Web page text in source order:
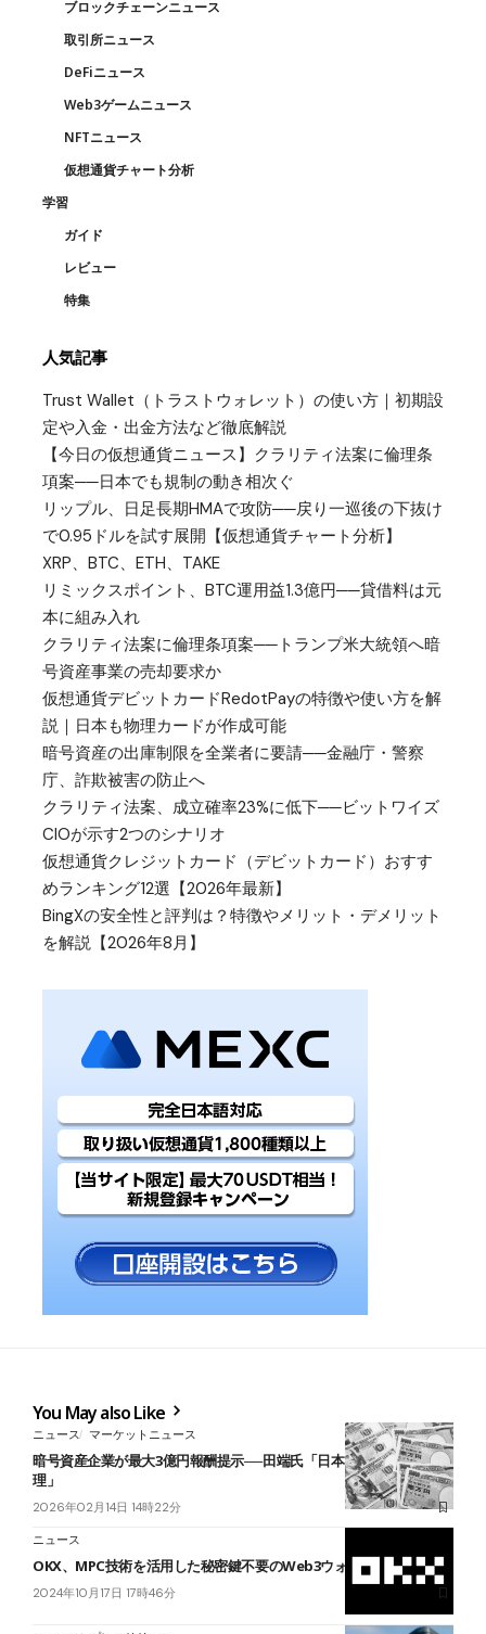
ブロックチェーンニュース
取引所ニュース
DeFiニュース
Web3ゲームニュース
NFTニュース
仮想通貨チャート分析
学習
ガイド
レビュー
特集
人気記事
Trust Wallet（トラストウォレット）の使い方｜初期設
定や入金・出金方法など徹底解説
【今日の仮想通貨ニュース】クラリティ法案に倫理条
項案──日本でも規制の動き相次ぐ
リップル、日足長期HMAで攻防──戻り一巡後の下抜け
で0.95ドルを試す展開【仮想通貨チャート分析】
XRP、BTC、ETH、TAKE
リミックスポイント、BTC運用益1.3億円──貸借料は元
本に組み入れ
クラリティ法案に倫理条項案──トランプ米大統領へ暗
号資産事業の売却要求か
仮想通貨デビットカードRedotPayの特徴や使い方を解
説｜日本も物理カードが作成可能
暗号資産の出庫制限を全業者に要請──金融庁・警察
庁、詐欺被害の防止へ
クラリティ法案、成立確率23%に低下──ビットワイズ
CIOが示す2つのシナリオ
仮想通貨クレジットカード（デビットカード）おすす
めランキング12選【2026年最新】
BingXの安全性と評判は？特徴やメリット・デメリット
を解説【2026年8月】
You May also Like
ニュース マーケットニュース
暗号資産企業が最大3億円報酬提示──田端氏「日本6,000万円では無
理」
2026年02月14日 14時22分
ニュース
OKX、MPC技術を活用した秘密鍵不要のWeb3ウォレットを発表
2024年10月17日 17時46分